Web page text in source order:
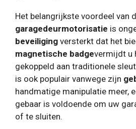
Het belangrijkste voordeel van
garagedeurmotorisatie is
beveiliging versterkt dat het
magnetische badgevermijdt u
gekoppeld aan traditionele
is ook populair vanwege zijn
handmatige manipulatie meer,
gebaar is voldoende om uw
of te sluiten.